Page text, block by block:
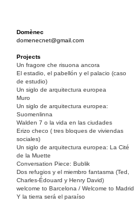
Domènec
domenecnet@gmail.com
Projects
Un fragore che risuona ancora
El estadio, el pabellón y el palacio (caso
de estudio)
Un siglo de arquitectura europea
Muro
Un siglo de arquitectura europea:
Suomenlinna
Walden 7 o la vida en las ciudades
Erizo checo ( tres bloques de viviendas
sociales)
Un siglo de arquitectura europea: La Cité
de la Muette
Conversation Piece: Bublik
Dos refugios y el miembro fantasma (Ted,
Charles-Édouard y Henry David)
welcome to Barcelona / Welcome to Madrid
Y la tierra será el paraíso